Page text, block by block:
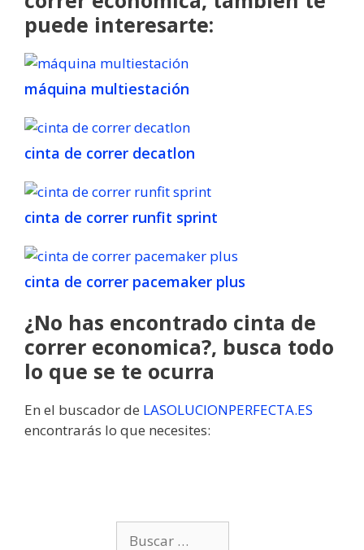
puede interesarte:
máquina multiestación
cinta de correr decatlon
cinta de correr runfit sprint
cinta de correr pacemaker plus
¿No has encontrado cinta de
correr economica?, busca todo
lo que se te ocurra
En el buscador de LASOLUCIONPERFECTA.ES
encontrarás lo que necesites: